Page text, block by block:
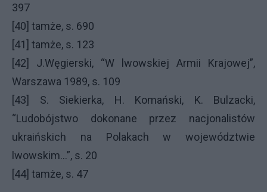
397
[40] tamże, s. 690
[41] tamże, s. 123
[42] J.Węgierski, “W lwowskiej Armii Krajowej”,
Warszawa 1989, s. 109
[43] S. Siekierka, H. Komański, K. Bulzacki,
“Ludobójstwo dokonane przez nacjonalistów
ukraińskich na Polakach w województwie
lwowskim…”, s. 20
[44] tamże, s. 47